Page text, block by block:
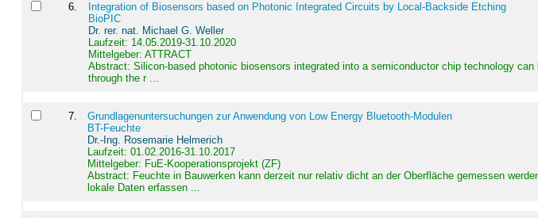
6.
Integration of Biosensors based on Photonic Integrated Circuits by Local-Backside Etching
BioPIC
Dr. rer. nat. Michael G. Weller
Laufzeit: 14.05.2019-31.10.2020
Mittelgeber: ATTRACT
Abstract: Silicon-based photonic biosensors integrated into a semiconductor chip technology
through the r ...
7.
Grundlagenuntersuchungen zur Anwendung von Low Energy Bluetooth-Modulen
BT-Feuchte
Dr.-Ing. Rosemarie Helmerich
Laufzeit: 01.02.2016-31.10.2017
Mittelgeber: FuE-Kooperationsprojekt (ZF)
Abstract: Feuchte in Bauwerken kann derzeit nur relativ dicht an der Oberfläche gemessen
lokale Daten erfassen ...